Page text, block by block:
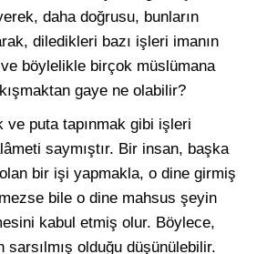
daha doğrusu, bunların
diledikleri bazı işleri imanın
böylelikle birçok müslümana
gaye ne olabilir?
ve puta tapınmak gibi işleri
saymıştır. Bir insan, başka
bir işi yapmakla, o dine girmiş
bile o dine mahsus şeyin
kabul etmiş olur. Böylece,
sarsılmış olduğu düşünülebilir.